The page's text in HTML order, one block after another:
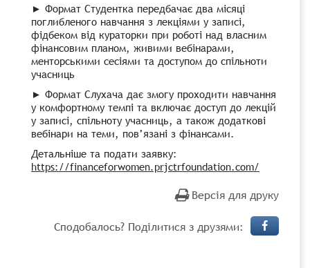
► Формат Студентка передбачає два місяці
поглибленого навчання з лекціями у записі,
фідбеком від кураторки при роботі над власним
фінансовим планом, живими вебінарами,
менторськими сесіями та доступом до спільноти
учасниць
► Формат Слухача дає змогу проходити навчання
у комфортному темпі та включає доступ до лекцій
у записі, спільноту учасниць, а також додаткові
вебінари на теми, пов’язані з фінансами.
Детальніше та подати заявку:
https://financeforwomen.prjctrfoundation.com/
Версія для друку
Сподобалось? Поділитися з друзями: